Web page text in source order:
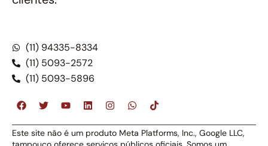
(11) 94335-8334
(11) 5093-2572
(11) 5093-5896
Este site não é um produto Meta Platforms, Inc., Google LLC,